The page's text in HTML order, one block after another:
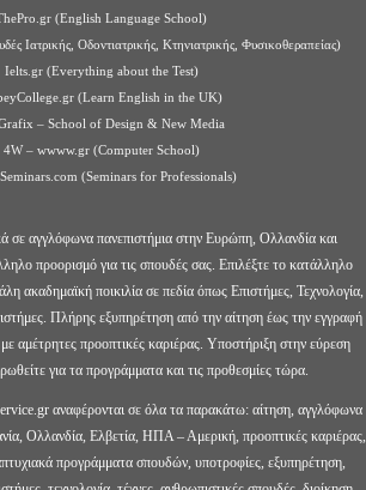
(English Language School)
Ιατρικής, Οδοντιατρικής, Κτηνιατρικής, Φυσικοθεραπείας)
Ielts.gr (Everything about the Test)
(Learn English in the UK)
– School of Design & New Media
4W – wwww.gr (Computer School)
(Seminars for Professionals)
σε αγγλόφωνα πανεπιστήμια στην Ευρώπη, Ολλανδία και
προορισμό για τις σπουδές σας. Επιλέξτε το κατάλληλο
ακαδημαϊκή ποικιλία σε πεδία όπως Επιστήμες, Τεχνολογία,
Πλήρης εξυπηρέτηση από την αίτηση έως την εγγραφή
αμέτρητες προοπτικές καριέρας. Υποστήριξη στην εύρεση
για τα προγράμματα και τις προθεσμίες τώρα.
αναφέρονται σε όλα τα παρακάτω: αίτηση, αγγλόφωνα
Ολλανδία, Ελβετία, ΗΠΑ – Αμερική, προοπτικές καριέρας,
προγράμματα σπουδών, υποτροφίες, εξυπηρέτηση,